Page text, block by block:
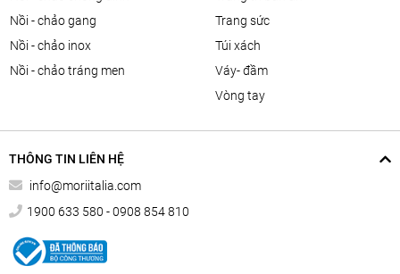
nồi - chảo gang
nồi - chảo inox
nồi - chảo tráng men
trang sức
túi xách
váy- đầm
vòng tay
THÔNG TIN LIÊN HỆ
info@moriitalia.com
1900 633 580 - 0908 854 810